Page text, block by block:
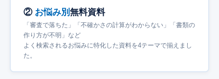
②お悩み別無料資料
「審査で落ちた」「不確かさの計算がわからない」「書類の
作り方が不明」など
よく検索されるお悩みに特化した資料を4テーマで揃えまし
た。